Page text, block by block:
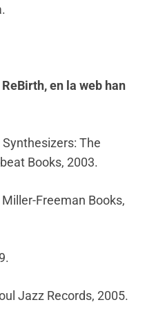
en la web han
The
Books, 2003.
Freeman Books,
Jazz Records, 2005.